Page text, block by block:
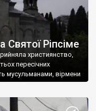
Святої Ріпсіме
християнство,
пересічних
мусульманами, вірмени